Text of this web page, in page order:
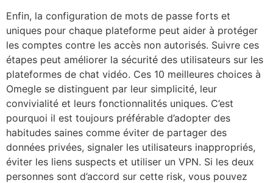
Enfin, la configuration de mots de passe forts et
uniques pour chaque plateforme peut aider à protéger
les comptes contre les accès non autorisés. Suivre ces
étapes peut améliorer la sécurité des utilisateurs sur les
plateformes de chat vidéo. Ces 10 meilleures choices à
Omegle se distinguent par leur simplicité, leur
convivialité et leurs fonctionnalités uniques. C’est
pourquoi il est toujours préférable d’adopter des
habitudes saines comme éviter de partager des
données privées, signaler les utilisateurs inappropriés,
éviter les liens suspects et utiliser un VPN. Si les deux
personnes sont d’accord sur cette risk, vous pouvez